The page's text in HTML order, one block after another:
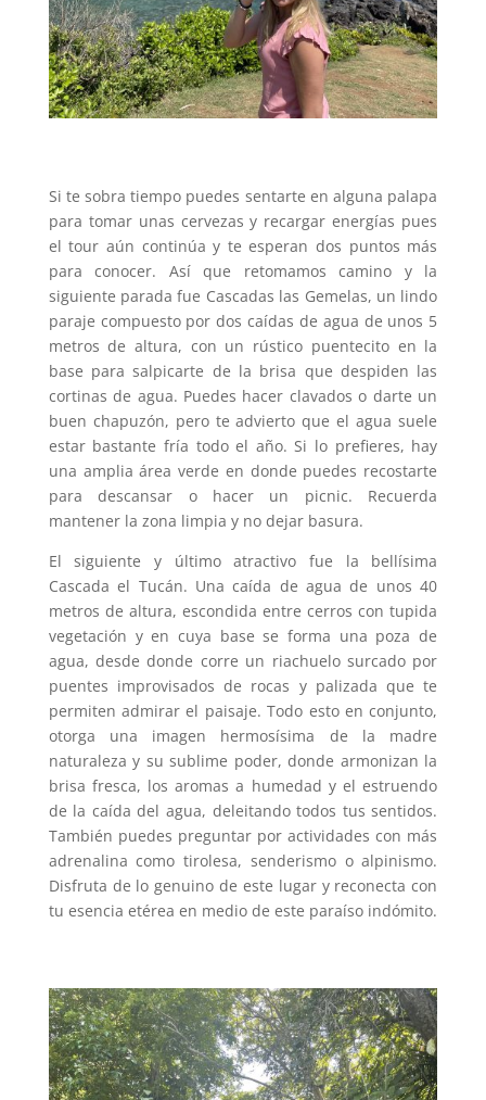
Si te sobra tiempo puedes sentarte en alguna palapa
para tomar unas cervezas y recargar energías pues
el tour aún continúa y te esperan dos puntos más
para conocer. Así que retomamos camino y la
siguiente parada fue Cascadas las Gemelas, un lindo
paraje compuesto por dos caídas de agua de unos 5
metros de altura, con un rústico puentecito en la
base para salpicarte de la brisa que despiden las
cortinas de agua. Puedes hacer clavados o darte un
buen chapuzón, pero te advierto que el agua suele
estar bastante fría todo el año. Si lo prefieres, hay
una amplia área verde en donde puedes recostarte
para descansar o hacer un picnic. Recuerda
mantener la zona limpia y no dejar basura.
El siguiente y último atractivo fue la bellísima
Cascada el Tucán. Una caída de agua de unos 40
metros de altura, escondida entre cerros con tupida
vegetación y en cuya base se forma una poza de
agua, desde donde corre un riachuelo surcado por
puentes improvisados de rocas y palizada que te
permiten admirar el paisaje. Todo esto en conjunto,
otorga una imagen hermosísima de la madre
naturaleza y su sublime poder, donde armonizan la
brisa fresca, los aromas a humedad y el estruendo
de la caída del agua, deleitando todos tus sentidos.
También puedes preguntar por actividades con más
adrenalina como tirolesa, senderismo o alpinismo.
Disfruta de lo genuino de este lugar y reconecta con
tu esencia etérea en medio de este paraíso indómito.